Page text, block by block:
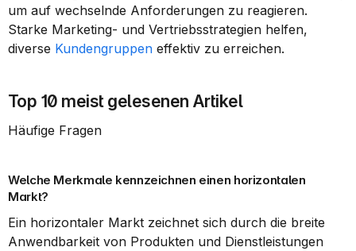
um auf wechselnde Anforderungen zu reagieren.
Starke Marketing- und Vertriebsstrategien helfen,
diverse Kundengruppen effektiv zu erreichen.
Top 10 meist gelesenen Artikel
Häufige Fragen
Welche Merkmale kennzeichnen einen horizontalen
Markt?
Ein horizontaler Markt zeichnet sich durch die breite
Anwendbarkeit von Produkten und Dienstleistungen